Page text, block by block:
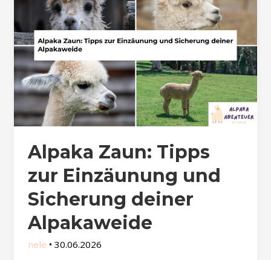
Alpaka Zaun: Tipps
zur Einzäunung und
Sicherung deiner
Alpakaweide
nele • 30.06.2026